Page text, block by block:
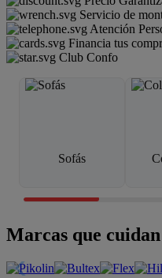
Servicio de
Atención
Financia tus
Club Confo
Sofás
Marcas que cuidan